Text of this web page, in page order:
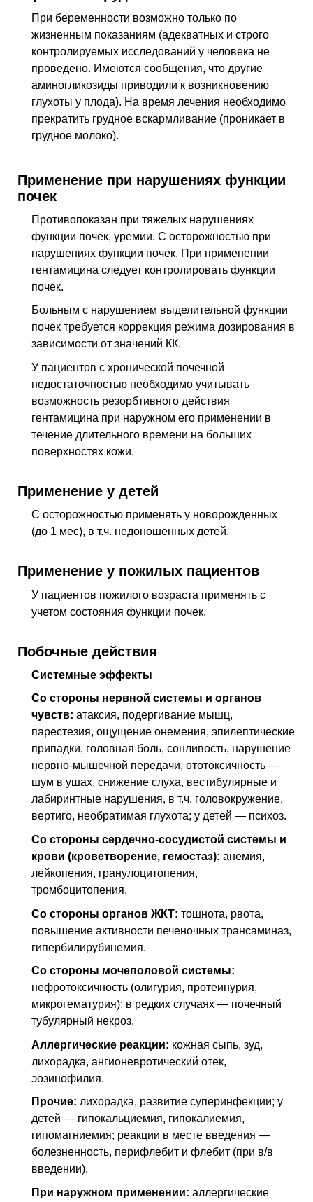
При беременности возможно только по
жизненным показаниям (адекватных и строго
контролируемых исследований у человека не
проведено. Имеются сообщения, что другие
аминогликозиды приводили к возникновению
глухоты у плода). На время лечения необходимо
прекратить грудное вскармливание (проникает в
грудное молоко).
Применение при нарушениях функции
почек
Противопоказан при тяжелых нарушениях
функции почек, уремии. С осторожностью при
нарушениях функции почек. При применении
гентамицина следует контролировать функции
почек.
Больным с нарушением выделительной функции
почек требуется коррекция режима дозирования в
зависимости от значений КК.
У пациентов с хронической почечной
недостаточностью необходимо учитывать
возможность резорбтивного действия
гентамицина при наружном его применении в
течение длительного времени на больших
поверхностях кожи.
Применение у детей
С осторожностью применять у новорожденных
(до 1 мес), в т.ч. недоношенных детей.
Применение у пожилых пациентов
У пациентов пожилого возраста применять с
учетом состояния функции почек.
Побочные действия
Системные эффекты
Со стороны нервной системы и органов
чувств: атаксия, подергивание мышц,
парестезия, ощущение онемения, эпилептические
припадки, головная боль, сонливость, нарушение
нервно-мышечной передачи, ототоксичность —
шум в ушах, снижение слуха, вестибулярные и
лабиринтные нарушения, в т.ч. головокружение,
вертиго, необратимая глухота; у детей — психоз.
Со стороны сердечно-сосудистой системы и
крови (кроветворение, гемостаз): анемия,
лейкопения, гранулоцитопения,
тромбоцитопения.
Со стороны органов ЖКТ: тошнота, рвота,
повышение активности печеночных трансаминаз,
гипербилирубинемия.
Со стороны мочеполовой системы:
нефротоксичность (олигурия, протеинурия,
микрогематурия); в редких случаях — почечный
тубулярный некроз.
Аллергические реакции: кожная сыпь, зуд,
лихорадка, ангионевротический отек,
эозинофилия.
Прочие: лихорадка, развитие суперинфекции; у
детей — гипокальциемия, гипокалиемия,
гипомагниемия; реакции в месте введения —
болезненность, перифлебит и флебит (при в/в
введении).
При наружном применении: аллергические